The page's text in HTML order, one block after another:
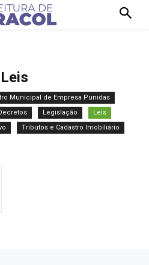
Leis
Municipal de Empresa Punidas
Legislação
Leis
Tributos e Cadastro Imobiliário